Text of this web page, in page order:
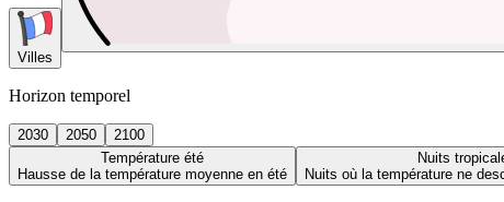
Villes
Horizon temporel
2030 2050
2100
Température été
Hausse de la température moyenne en été
Nuits
Nuits où la température ne